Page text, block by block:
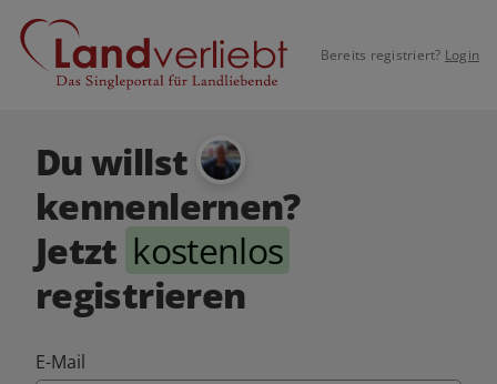
Bereits registriert? Login
Du willst
kennenlernen?
Jetzt kostenlos
registrieren
E-Mail